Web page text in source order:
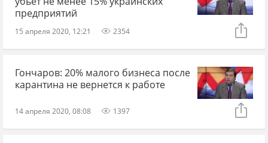
предприятий
15 апреля 2020, 12:21 2354
Гончаров: 20% малого бизнеса после
карантина не вернется к работе
14 апреля 2020, 08:08 1397